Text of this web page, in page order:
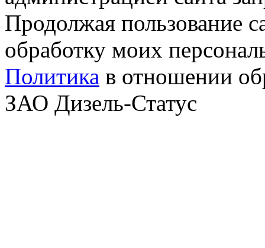
Продолжая пользование
обработку моих
Политика в отношении
ЗАО Дизель-Статус